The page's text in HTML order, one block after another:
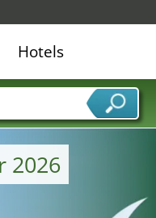
2026
Hotels